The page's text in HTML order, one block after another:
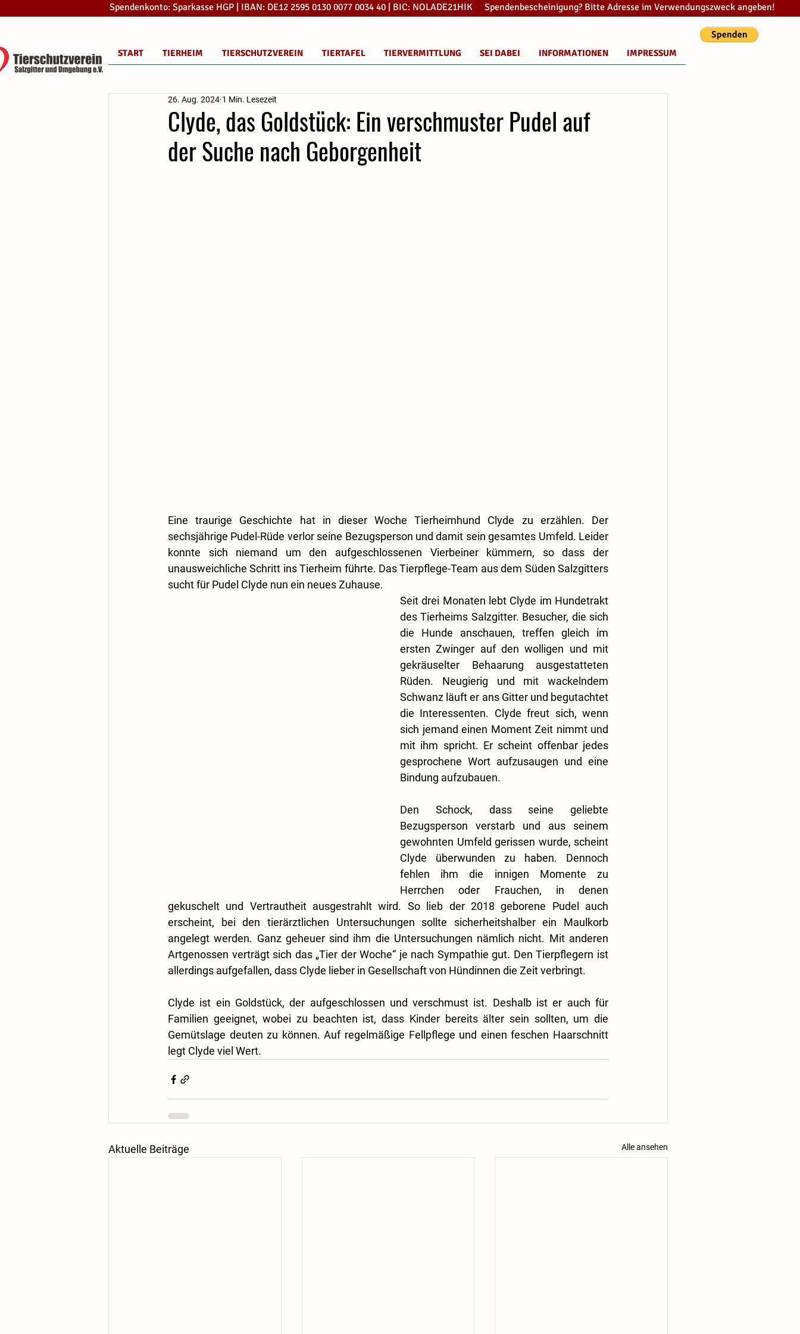
Spendenkonto: Sparkasse HGP | IBAN: DE12 2595 0130 0077 0034 40 | BIC: NOLADE21HIK Spendenbescheinigung? Bitte Adresse im Verwendungszweck angeben!
START TIERHEIM TIERSCHUTZVEREIN TIERTAFEL TIERVERMITTLUNG SEI DABEI INFORMATIONEN IMPRESSUM
Clyde, das Goldstück: Ein verschmuster Pudel auf
der Suche nach Geborgenheit
26. Aug. 2024 1 Min. Lesezeit
Eine traurige Geschichte hat in dieser Woche Tierheimhund Clyde zu erzählen. Der
sechsjährige Pudel-Rüde verlor seine Bezugsperson und damit sein gesamtes Umfeld. Leider
konnte sich niemand um den aufgeschlossenen Vierbeiner kümmern, so dass der
unausweichliche Schritt ins Tierheim führte. Das Tierpflege-Team aus dem Süden Salzgitters
sucht für Pudel Clyde nun ein neues Zuhause.
Seit drei Monaten lebt Clyde im Hundetrakt
des Tierheims Salzgitter. Besucher, die sich
die Hunde anschauen, treffen gleich im
ersten Zwinger auf den wolligen und mit
gekräuselter Behaarung ausgestatteten
Rüden. Neugierig und mit wackelndem
Schwanz läuft er ans Gitter und begutachtet
die Interessenten. Clyde freut sich, wenn
sich jemand einen Moment Zeit nimmt und
mit ihm spricht. Er scheint offenbar jedes
gesprochene Wort aufzusaugen und eine
Bindung aufzubauen.
Den Schock, dass seine geliebte
Bezugsperson verstarb und aus seinem
gewohnten Umfeld gerissen wurde, scheint
Clyde überwunden zu haben. Dennoch
fehlen ihm die innigen Momente zu
Herrchen oder Frauchen, in denen
gekuschelt und Vertrautheit ausgestrahlt wird. So lieb der 2018 geborene Pudel auch
erscheint, bei den tierärztlichen Untersuchungen sollte sicherheitshalber ein Maulkorb
angelegt werden. Ganz geheuer sind ihm die Untersuchungen nämlich nicht. Mit anderen
Artgenossen verträgt sich das „Tier der Woche“ je nach Sympathie gut. Den Tierpflegern ist
allerdings aufgefallen, dass Clyde lieber in Gesellschaft von Hündinnen die Zeit verbringt.
Clyde ist ein Goldstück, der aufgeschlossen und verschmust ist. Deshalb ist er auch für
Familien geeignet, wobei zu beachten ist, dass Kinder bereits älter sein sollten, um die
Gemütslage deuten zu können. Auf regelmäßige Fellpflege und einen feschen Haarschnitt
legt Clyde viel Wert.
Aktuelle Beiträge Alle ansehen